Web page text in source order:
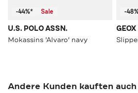
-44%* Sale
U.S. POLO ASSN.
Mokassins 'Alvaro' navy
-
GEOX
Andere Kunden kauften auch